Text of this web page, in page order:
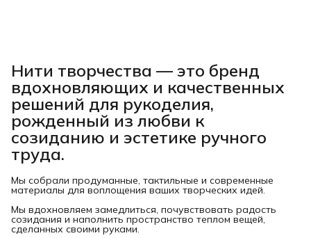
Нити творчества — это бренд
вдохновляющих и качественных
решений для рукоделия,
рожденный из любви к
созиданию и эстетике ручного
труда.
Мы собрали продуманные, тактильные и современные
материалы для воплощения ваших творческих идей.
Мы вдохновляем замедлиться, почувствовать радость
созидания и наполнить пространство теплом вещей,
сделанных своими руками.